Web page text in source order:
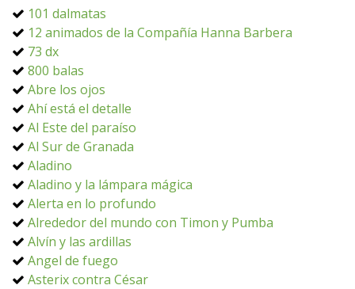
101 dalmatas
12 animados de la Compañía Hanna Barbera
73 dx
800 balas
Abre los ojos
Ahí está el detalle
Al Este del paraíso
Al Sur de Granada
Aladino
Aladino y la lámpara mágica
Alerta en lo profundo
Alrededor del mundo con Timon y Pumba
Alvín y las ardillas
Angel de fuego
Asterix contra César